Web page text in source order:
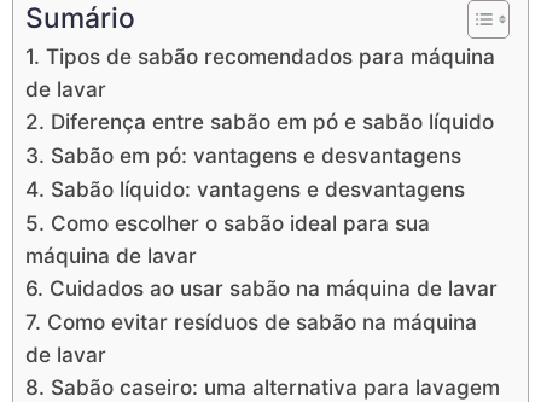
Sumário
1. Tipos de sabão recomendados para máquina
de lavar
2. Diferença entre sabão em pó e sabão líquido
3. Sabão em pó: vantagens e desvantagens
4. Sabão líquido: vantagens e desvantagens
5. Como escolher o sabão ideal para sua
máquina de lavar
6. Cuidados ao usar sabão na máquina de lavar
7. Como evitar resíduos de sabão na máquina
de lavar
8. Sabão caseiro: uma alternativa para lavagem